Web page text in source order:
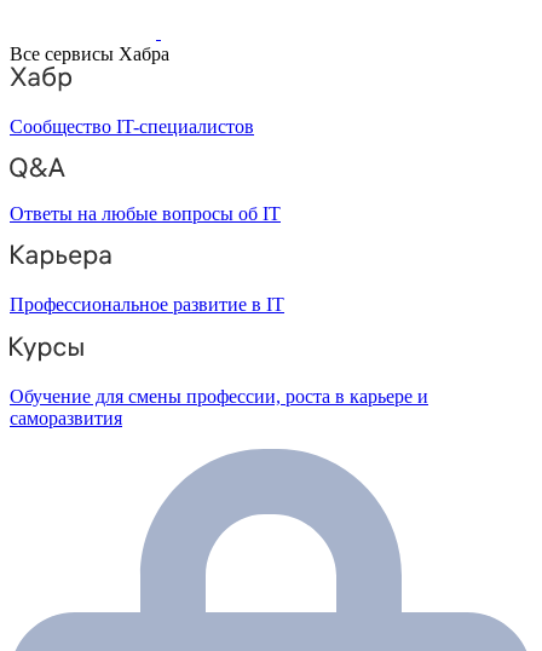
Все сервисы Хабра
Сообщество IT-специалистов
Ответы на любые вопросы об IT
Профессиональное развитие в IT
Обучение для смены профессии, роста в карьере и
саморазвития